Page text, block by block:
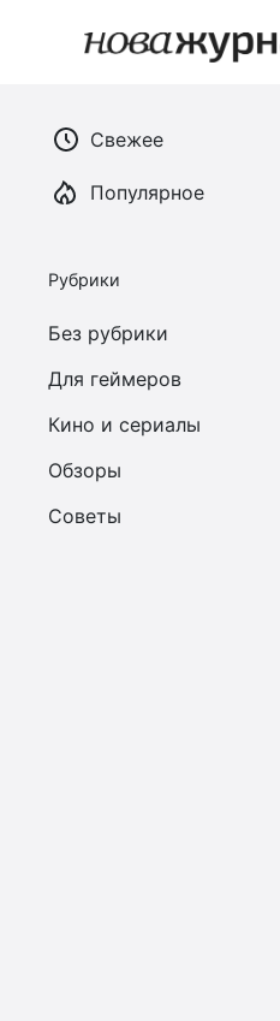
Свежее
Популярное
Рубрики
Без рубрики
Для геймеров
Кино и сериалы
Обзоры
Советы